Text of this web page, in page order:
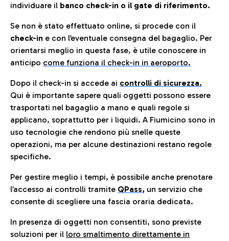
individuare il banco check-in o il gate di riferimento.
Se non è stato effettuato online, si procede con il
check-in e con l’eventuale consegna del bagaglio. Per
orientarsi meglio in questa fase, è utile conoscere in
anticipo come funziona il check-in in aeroporto.
Dopo il check-in si accede ai controlli di sicurezza.
Qui è importante sapere quali oggetti possono essere
trasportati nel bagaglio a mano e quali regole si
applicano, soprattutto per i liquidi. A Fiumicino sono in
uso tecnologie che rendono più snelle queste
operazioni, ma per alcune destinazioni restano regole
specifiche.
Per gestire meglio i tempi, è possibile anche prenotare
l’accesso ai controlli tramite QPass, un servizio che
consente di scegliere una fascia oraria dedicata.
In presenza di oggetti non consentiti, sono previste
soluzioni per il loro smaltimento direttamente in